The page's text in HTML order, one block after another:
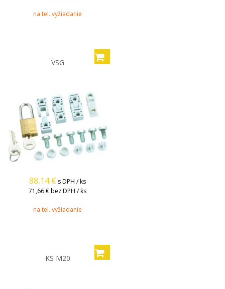
na tel. vyžiadanie
VSG
88,14 € s DPH / ks
71,66 €bez DPH / ks
na tel. vyžiadanie
KS M20